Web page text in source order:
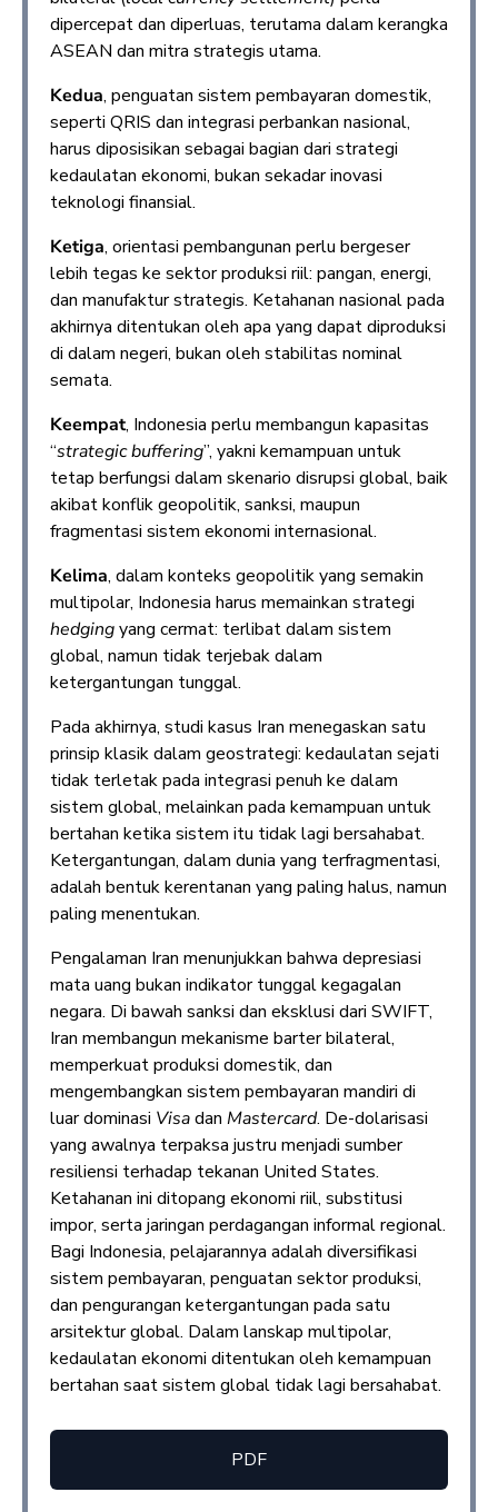
dipercepat dan diperluas, terutama dalam kerangka
ASEAN dan mitra strategis utama.
Kedua, penguatan sistem pembayaran domestik,
seperti QRIS dan integrasi perbankan nasional,
harus diposisikan sebagai bagian dari strategi
kedaulatan ekonomi, bukan sekadar inovasi
teknologi finansial.
Ketiga, orientasi pembangunan perlu bergeser
lebih tegas ke sektor produksi riil: pangan, energi,
dan manufaktur strategis. Ketahanan nasional pada
akhirnya ditentukan oleh apa yang dapat diproduksi
di dalam negeri, bukan oleh stabilitas nominal
semata.
Keempat, Indonesia perlu membangun kapasitas
“strategic buffering”, yakni kemampuan untuk
tetap berfungsi dalam skenario disrupsi global, baik
akibat konflik geopolitik, sanksi, maupun
fragmentasi sistem ekonomi internasional.
Kelima, dalam konteks geopolitik yang semakin
multipolar, Indonesia harus memainkan strategi
hedgingyang cermat: terlibat dalam sistem
global, namun tidak terjebak dalam
ketergantungan tunggal.
Pada akhirnya, studi kasus Iran menegaskan satu
prinsip klasik dalam geostrategi: kedaulatan sejati
tidak terletak pada integrasi penuh ke dalam
sistem global, melainkan pada kemampuan untuk
bertahan ketika sistem itu tidak lagi bersahabat.
Ketergantungan, dalam dunia yang terfragmentasi,
adalah bentuk kerentanan yang paling halus, namun
paling menentukan.
Pengalaman Iran menunjukkan bahwa depresiasi
mata uang bukan indikator tunggal kegagalan
negara. Di bawah sanksi dan eksklusi dari SWIFT,
Iran membangun mekanisme barter bilateral,
memperkuat produksi domestik, dan
mengembangkan sistem pembayaran mandiri di
luar dominasi Visadan Mastercard. De-dolarisasi
yang awalnya terpaksa justru menjadi sumber
resiliensi terhadap tekanan United States.
Ketahanan ini ditopang ekonomi riil, substitusi
impor, serta jaringan perdagangan informal regional.
Bagi Indonesia, pelajarannya adalah diversifikasi
sistem pembayaran, penguatan sektor produksi,
dan pengurangan ketergantungan pada satu
arsitektur global. Dalam lanskap multipolar,
kedaulatan ekonomi ditentukan oleh kemampuan
bertahan saat sistem global tidak lagi bersahabat.
PDF